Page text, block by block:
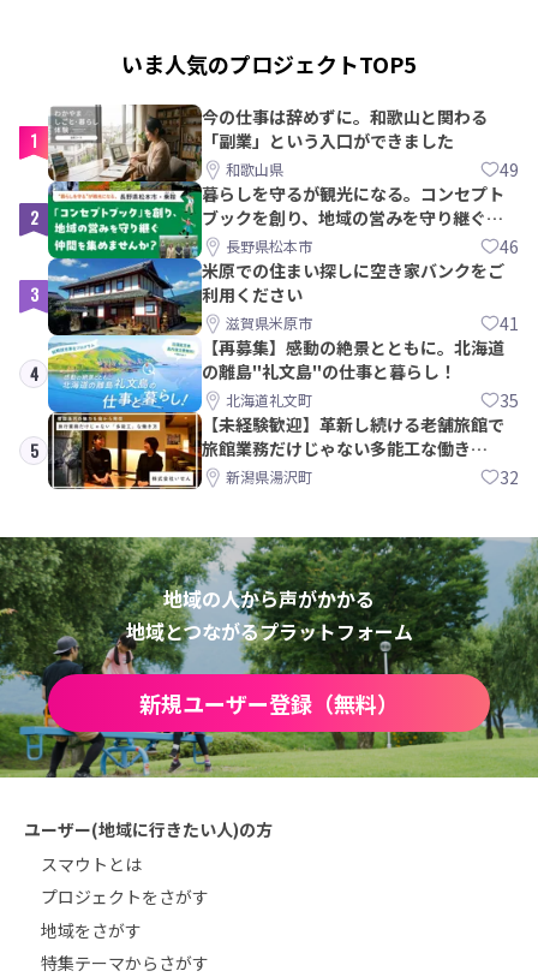
いま人気のプロジェクトTOP5
1
今の仕事は辞めずに。和歌山と関わる
「副業」という入口ができました
和歌山県 49
2
暮らしを守るが観光になる。コンセプト
ブックを創り、地域の営みを守り継ぐ仲
間を集めませんか？
長野県松本市 46
3
米原での住まい探しに空き家バンクをご
利用ください
滋賀県米原市 41
4
【再募集】感動の絶景とともに。北海道
の離島"礼文島"の仕事と暮らし！
北海道礼文町 35
5
【未経験歓迎】革新し続ける老舗旅館で
旅館業務だけじゃない多能工な働き
方。 株式会社いせん
新潟県湯沢町 32
地域の人から声がかかる
地域とつながるプラットフォーム
新規ユーザー登録（無料）
ユーザー(地域に行きたい人)の方
スマウトとは
プロジェクトをさがす
地域をさがす
特集テーマからさがす